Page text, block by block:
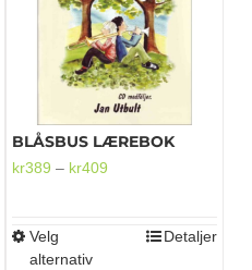
BLÅSBUS LÆREBOK
kr389 – kr409
Velg
alternativ
Dette
Detaljer